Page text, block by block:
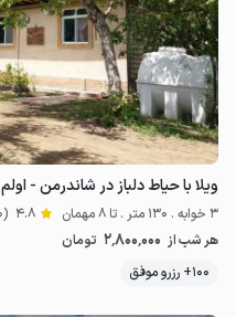
ویلا با حیاط دلباز در شاندرمن - اولم
3 خوابه . 130 متر . تا 8 مهمان 4.8 (100 نظر)
هر شب از 2٬800٬000 تومان
100+ رزرو موفق